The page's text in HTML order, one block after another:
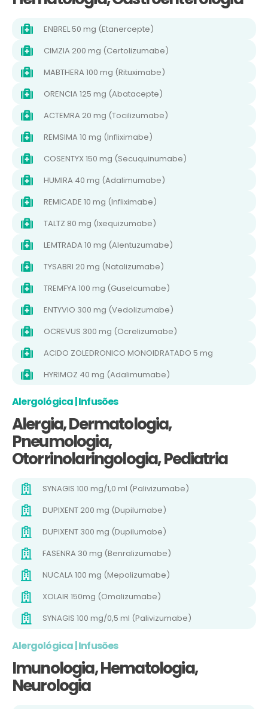
ENBREL 50 mg (Etanercepte)
CIMZIA 200 mg (Certolizumabe)
MABTHERA 100 mg (Rituximabe)
ORENCIA 125 mg (Abatacepte)
ACTEMRA 20 mg (Tocilizumabe)
REMSIMA 10 mg (Infliximabe)
COSENTYX 150 mg (Secuquinumabe)
HUMIRA 40 mg (Adalimumabe)
REMICADE 10 mg (Infliximabe)
TALTZ 80 mg (Ixequizumabe)
LEMTRADA 10 mg (Alentuzumabe)
TYSABRI 20 mg (Natalizumabe)
TREMFYA 100 mg (Guselcumabe)
ENTYVIO 300 mg (Vedolizumabe)
OCREVUS 300 mg (Ocrelizumabe)
ACIDO ZOLEDRONICO MONOIDRATADO 5 mg
HYRIMOZ 40 mg (Adalimumabe)
Alergológica | Infusões
Alergia, Dermatologia,
Pneumologia,
Otorrinolaringologia, Pediatria
SYNAGIS 100 mg/1,0 ml (Palivizumabe)
DUPIXENT 200 mg (Dupilumabe)
DUPIXENT 300 mg (Dupilumabe)
FASENRA 30 mg (Benralizumabe)
NUCALA 100 mg (Mepolizumabe)
XOLAIR 150mg (Omalizumabe)
SYNAGIS 100 mg/0,5 ml (Palivizumabe)
Alergológica | Infusões
Imunologia, Hematologia,
Neurologia